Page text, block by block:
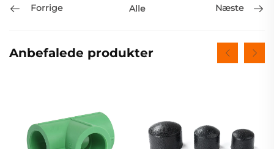
Forrige Alle Næste
Anbefalede produkter